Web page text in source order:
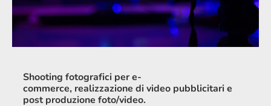
Shooting fotografici per e-
commerce, realizzazione di video pubblicitari e
post produzione foto/video.